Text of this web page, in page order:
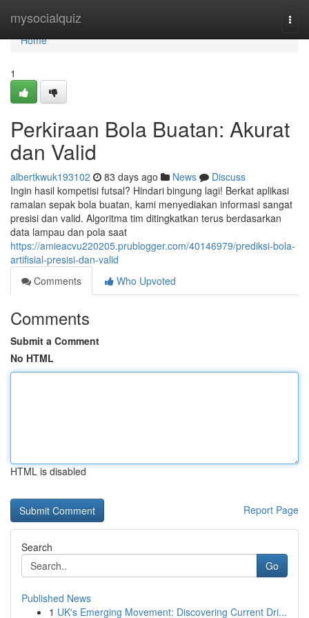
mysocialquiz
Home
Home
1
Perkiraan Bola Buatan: Akurat
dan Valid
albertkwuk193102 83 days ago News
Discuss
Ingin hasil kompetisi futsal? Hindari bingung lagi! Berkat aplikasi
ramalan sepak bola buatan, kami menyediakan informasi sangat
presisi dan valid. Algoritma tim ditingkatkan terus berdasarkan
data lampau dan pola saat
https://amieacvu220205.prublogger.com/40146979/prediksi-bola-
artifisial-presisi-dan-valid
Comments
Who Upvoted
Comments
Submit a Comment
No HTML
HTML is disabled
Report Page
Search
Go
Published News
1 UK's Emerging Movement: Discovering Current Dri...